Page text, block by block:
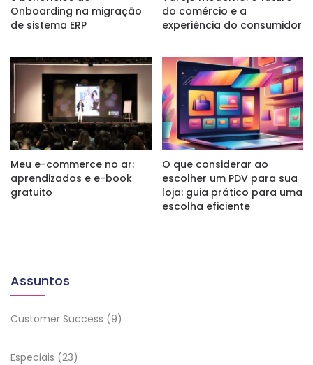
Onboarding na migração
de sistema ERP
do comércio e a
experiência do consumidor
Meu e-commerce no ar:
aprendizados e e-book
gratuito
O que considerar ao
escolher um PDV para sua
loja: guia prático para uma
escolha eficiente
Assuntos
Customer Success (9)
Especiais (23)